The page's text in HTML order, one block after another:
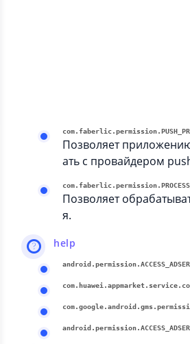
Позволяет
ать с провайдером
Позволяет
я.
help